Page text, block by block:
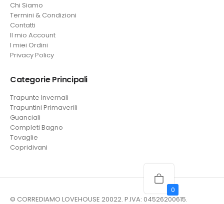
Chi Siamo
Termini & Condizioni
Contatti
Il mio Account
I miei Ordini
Privacy Policy
Categorie Principali
Trapunte Invernali
Trapuntini Primaverili
Guanciali
Completi Bagno
Tovaglie
Copridivani
© CORREDIAMO LOVEHOUSE 20022. P.IVA: 04526200615.
0